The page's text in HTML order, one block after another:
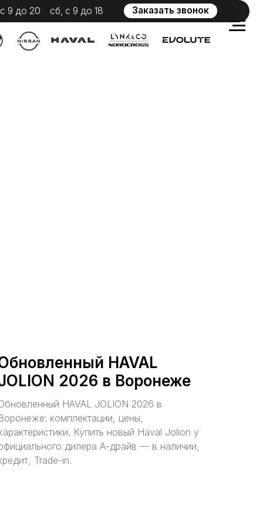
Заказать звонок
с 9 до 18
HAVAL
2026 в Воронеже
HAVAL JOLION 2026 в
комплектации, цены,
Купить новый Haval Jolion у
дилера А-драйв — в наличии,
Trade-in.